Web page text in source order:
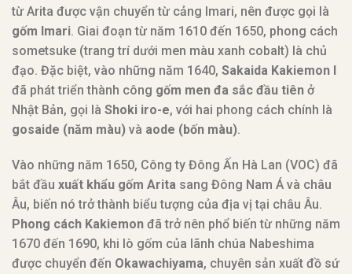
từ Arita được vận chuyển từ cảng Imari, nên được gọi là
gốm Imari. Giai đoạn từ năm 1610 đến 1650, phong cách
sometsuke (trang trí dưới men màu xanh cobalt) là chủ
đạo. Đặc biệt, vào những năm 1640, Sakaida Kakiemon I
đã phát triển thành công gốm men đa sắc đầu tiên ở
Nhật Bản, gọi là Shoki iro-e, với hai phong cách chính là
gosaide (năm màu) và aode (bốn màu).
Vào những năm 1650, Công ty Đông Ấn Hà Lan (VOC) đã
bắt đầu xuất khẩu gốm Arita sang Đông Nam Á và châu
Âu, biến nó trở thành biểu tượng của địa vị tại châu Âu.
Phong cách Kakiemon đã trở nên phổ biến từ những năm
1670 đến 1690, khi lò gốm của lãnh chúa Nabeshima
được chuyển đến Okawachiyama, chuyên sản xuất đồ sứ